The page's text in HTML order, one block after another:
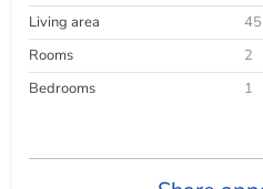
Living area
45
Rooms
2
Bedrooms
1